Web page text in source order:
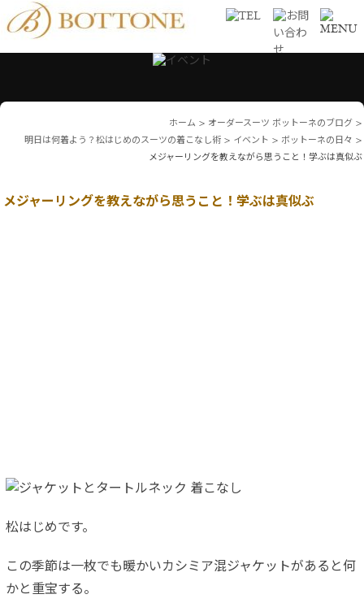
ホーム > オーダースーツ ボットーネのブログ >
明日は何着よう？松はじめのスーツの着こなし術 > イベント > ボットーネの日々 >
メジャーリングを教えながら思うこと！学ぶは真似ぶ
メジャーリングを教えながら思うこと！学ぶは真似ぶ
松はじめです。
この季節は一枚でも暖かいカシミア混ジャケットがあると何
かと重宝する。